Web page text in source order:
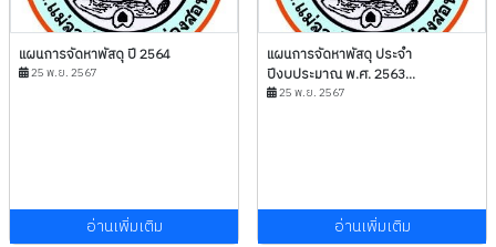
แผนการจัดหาพัสดุ ปี 2564
25 พ.ย. 2567
อ่านเพิ่มเติม
แผนการจัดหาพัสดุ ประจำ
ปีงบประมาณ พ.ศ. 2563...
25 พ.ย. 2567
อ่านเพิ่มเติม